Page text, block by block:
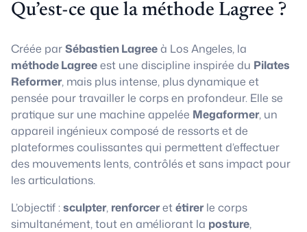
Qu’est-ce que la méthode Lagree ?
Créée parSébastien Lagreeà Los Angeles, la
méthode Lagreeest une discipline inspirée du Pilates
Reformer, mais plus intense, plus dynamique et
pensée pour travailler le corps en profondeur. Elle se
pratique sur une machine appelée Megaformer, un
appareil ingénieux composé de ressorts et de
plateformes coulissantes qui permettent d’effectuer
des mouvements lents, contrôlés et sans impact pour
les articulations.
L’objectif :sculpter, renforceretétirerle corps
simultanément, tout en améliorant la posture,